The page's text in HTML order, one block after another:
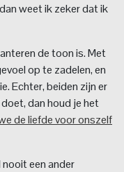
weet ik zeker dat ik
de toon is. Met
op te zadelen, en
Echter, beiden zijn er
dan houd je het
de liefde voor onszelf
een ander